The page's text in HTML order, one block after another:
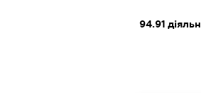
94.91